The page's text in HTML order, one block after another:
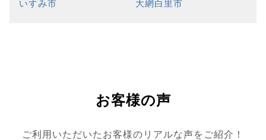
いすみ市 大網白里市
お客様の声
ご利用いただいたお客様のリアルな声をご紹介！